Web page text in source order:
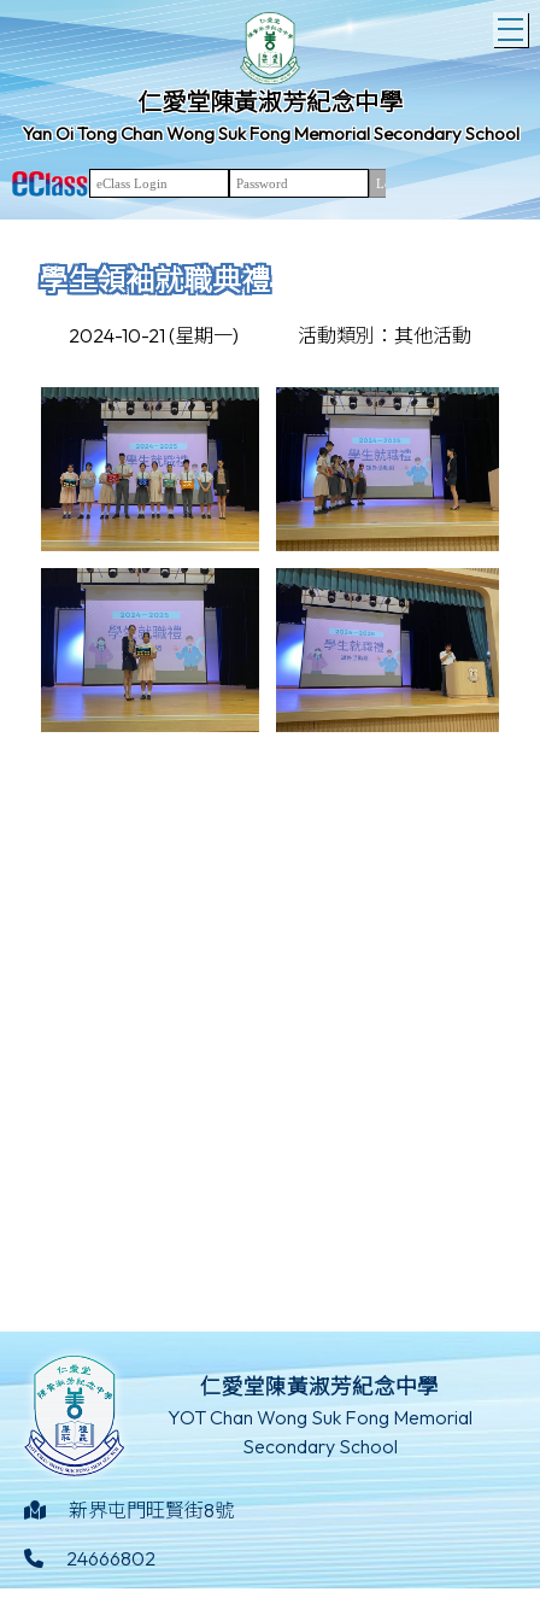
仁愛堂陳黃淑芳紀念中學
Yan Oi Tong Chan Wong Suk Fong Memorial Secondary School
學生領袖就職典禮
2024-10-21 (星期一) 活動類別：其他活動
仁愛堂陳黃淑芳紀念中學
YOT Chan Wong Suk Fong Memorial
Secondary School
新界屯門旺賢街8號
24666802